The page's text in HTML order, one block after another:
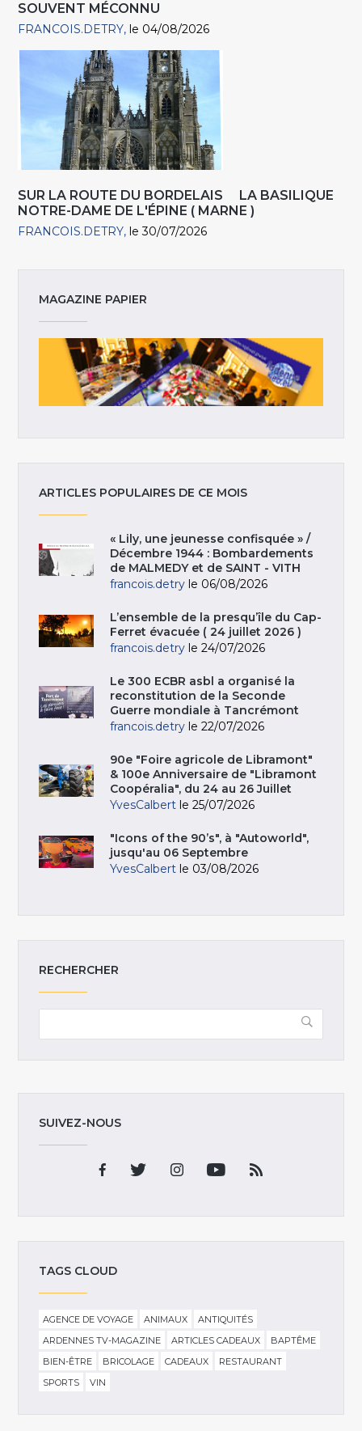
SOUVENT MÉCONNU
FRANCOIS.DETRY le 04/08/2026
SUR LA ROUTE DU BORDELAIS LA BASILIQUE
NOTRE-DAME DE L'ÉPINE ( MARNE )
FRANCOIS.DETRY le 30/07/2026
MAGAZINE PAPIER
ARTICLES POPULAIRES DE CE MOIS
« Lily, une jeunesse confisquée » /
Décembre 1944 : Bombardements
de MALMEDY et de SAINT - VITH
francois.detry le 06/08/2026
L’ensemble de la presqu’île du Cap-
Ferret évacuée ( 24 juillet 2026 )
francois.detry le 24/07/2026
Le 300 ECBR asbl a organisé la
reconstitution de la Seconde
Guerre mondiale à Tancrémont
francois.detry le 22/07/2026
90e "Foire agricole de Libramont"
& 100e Anniversaire de "Libramont
Coopéralia", du 24 au 26 Juillet
YvesCalbert le 25/07/2026
"Icons of the 90’s", à "Autoworld",
jusqu'au 06 Septembre
YvesCalbert le 03/08/2026
RECHERCHER
SUIVEZ-NOUS
TAGS CLOUD
AGENCE DE VOYAGE ANIMAUX
ANTIQUITÉS
ARDENNES TV-MAGAZINE
ARTICLES CADEAUX
BAPTÊME
BIEN-ÊTRE
BRICOLAGE CADEAUX
RESTAURANT
SPORTS
VIN